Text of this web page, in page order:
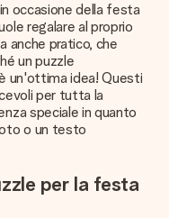
occasione della festa
regalare al proprio
anche pratico, che
un puzzle
un'ottima idea! Questi
per tutta la
speciale in quanto
o un testo
per la festa